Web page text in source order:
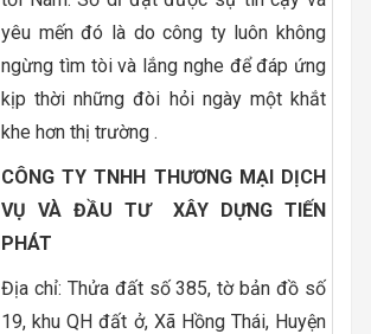
yêu mến đó là do công ty luôn không
ngừng tìm tòi và lắng nghe để đáp ứng
kịp thời những đòi hỏi ngày một khắt
khe hơn thị trường .
CÔNG TY TNHH THƯƠNG MẠI DỊCH
VỤ VÀ ĐẦU TƯ XÂY DỰNG TIẾN
PHÁT
Địa chỉ: Thửa đất số 385, tờ bản đồ số
19, khu QH đất ở, Xã Hồng Thái, Huyện